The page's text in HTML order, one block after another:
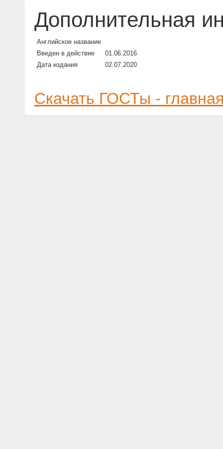
Дополнительная
Английское название
Введен в действие
01.06.2016
Дата издания
02.07.2020
Скачать ГОСТы -